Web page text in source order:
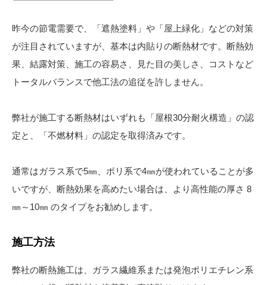
昨今の節電需要で、「遮熱塗料」や「屋上緑化」などの対策
が注目されていますが、基本は内貼りの断熱材です。断熱効
果、結露対策、施工の容易さ、見た目の美しさ、コストなど
トータルバランスで他工法の追従を許しません。
弊社が施工する断熱材はいずれも「屋根30分耐火構造」の認
定と、「不燃材料」の認定を取得済みです。
通常はガラス系で5㎜、ポリ系で4㎜が使われていることが多
いですが、断熱効果を高めたい場合は、より高性能の厚さ 8
㎜～10㎜ のタイプをお勧めします。
施工方法
弊社の断熱施工は、ガラス繊維系または発泡ポリエチレン系